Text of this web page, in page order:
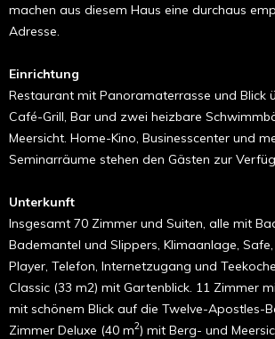
machen aus diesem Haus eine durchaus
Adresse.
Einrichtung
Restaurant mit Panoramater­rasse und Blick
Café-Grill, Bar und zwei heizbare
Meersicht. Home-Kino, Business­center und
Seminarräume stehen den Gästen zur
Unterkunft
Insgesamt 70 Zimmer und Sui­ten, alle mit
Bademantel und Slippers, Klimaanlage, Safe,
Player, Telefon, Internetzugang und
Classic (33 m2) mit Gar­tenblick. 11 Zimmer
mit schönem Blick auf die Twelve-Apostles­-
Zimmer Deluxe (40 m2) mit Berg- und